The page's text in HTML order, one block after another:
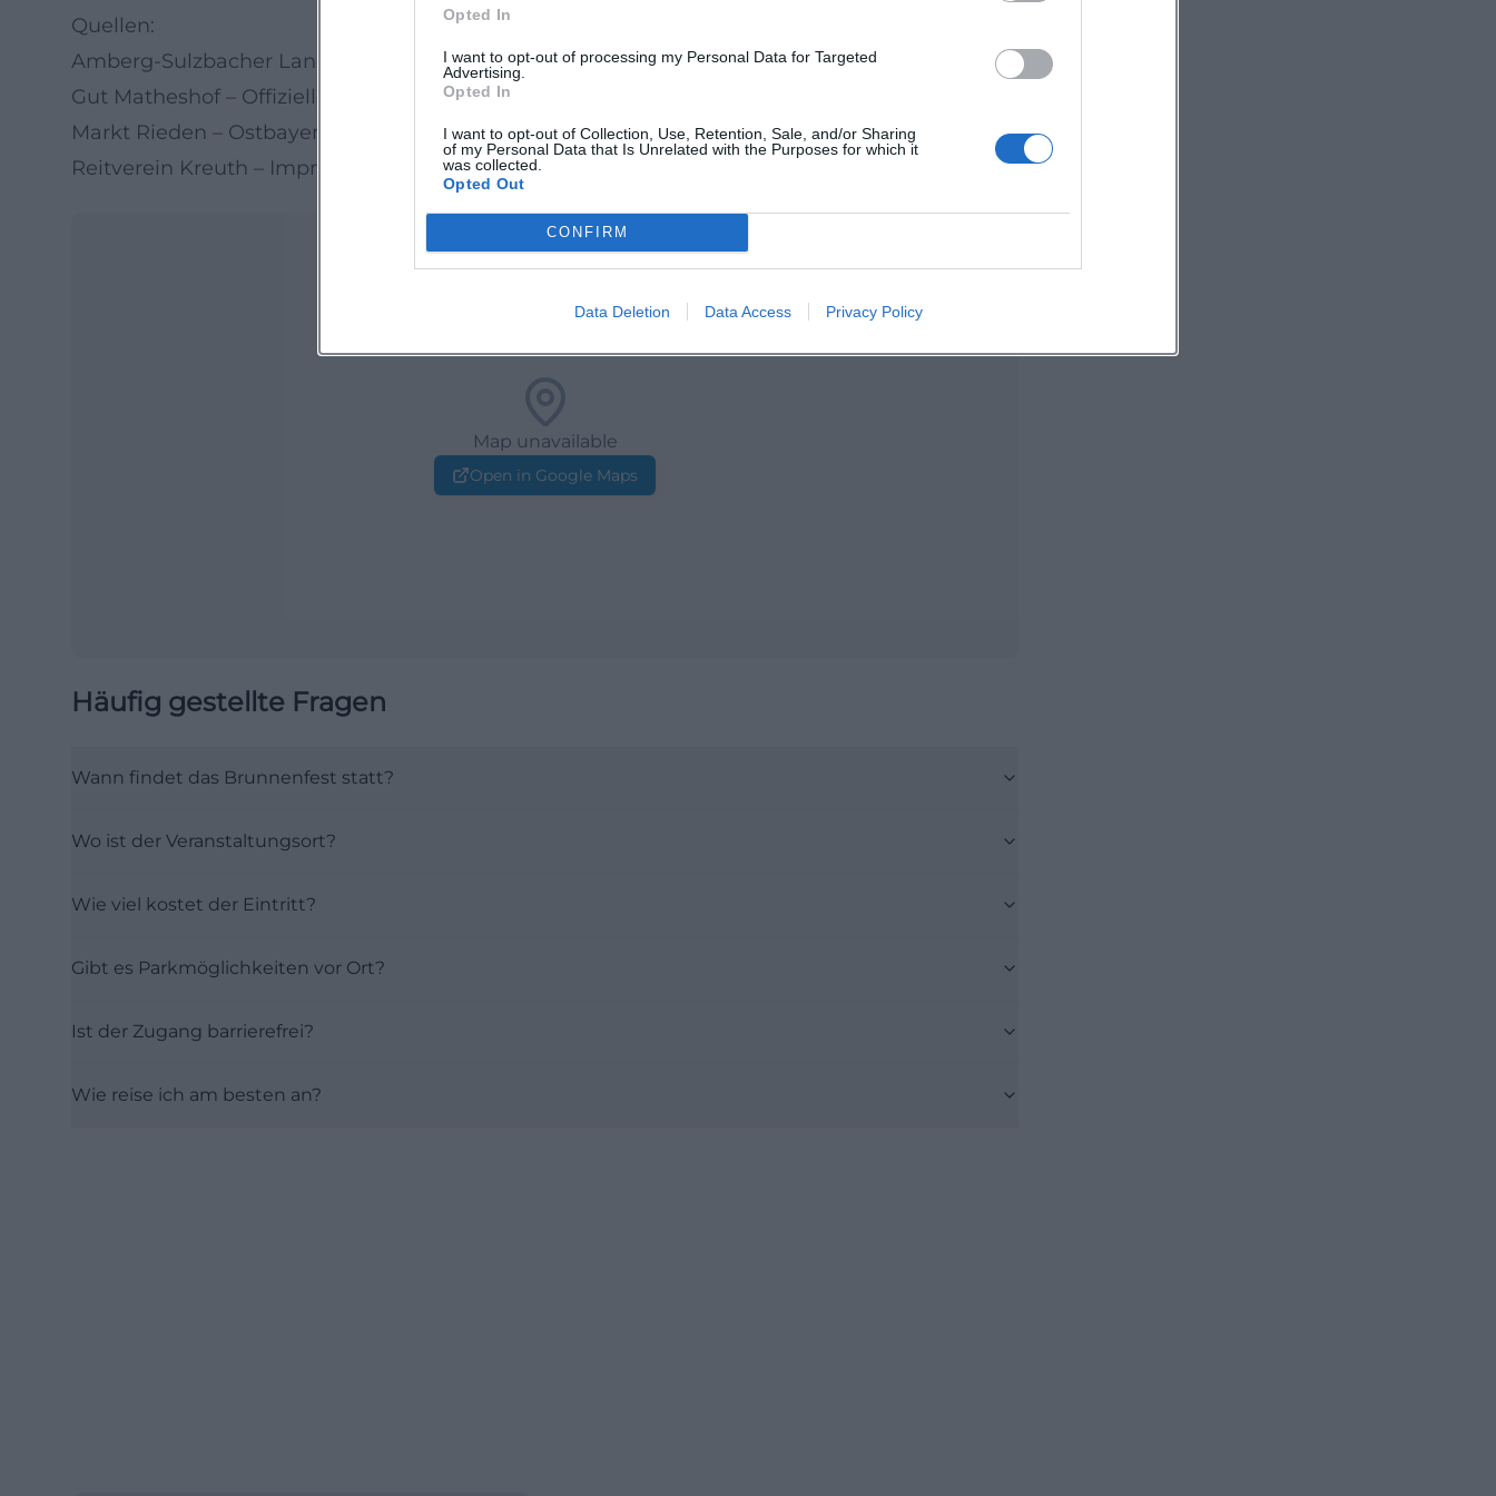
Opted In
I want to opt-out of processing my Personal Data for Targeted
Advertising.
Opted In
I want to opt-out of Collection, Use, Retention, Sale, and/or Sharing
of my Personal Data that Is Unrelated with the Purposes for which it
was collected.
Opted Out
CONFIRM
Data Deletion Data Access Privacy Policy
Quellen:
Amberg-Sulzbacher Land – Veranstaltungseintrag Brunnenfest
Gut Matheshof – Offizielle Website
Markt Rieden – Ostbayernhalle
Reitverein Kreuth – Impressum
Map unavailable
Open in Google Maps
Häufig gestellte Fragen
Wann findet das Brunnenfest statt?
Wo ist der Veranstaltungsort?
Wie viel kostet der Eintritt?
Gibt es Parkmöglichkeiten vor Ort?
Ist der Zugang barrierefrei?
Wie reise ich am besten an?